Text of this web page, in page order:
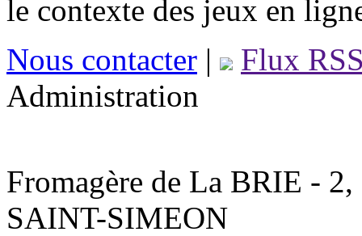
le contexte des jeux en
Nous contacter |
Flux
Administration
Fromagère de La BRIE -
SAINT-SIMEON